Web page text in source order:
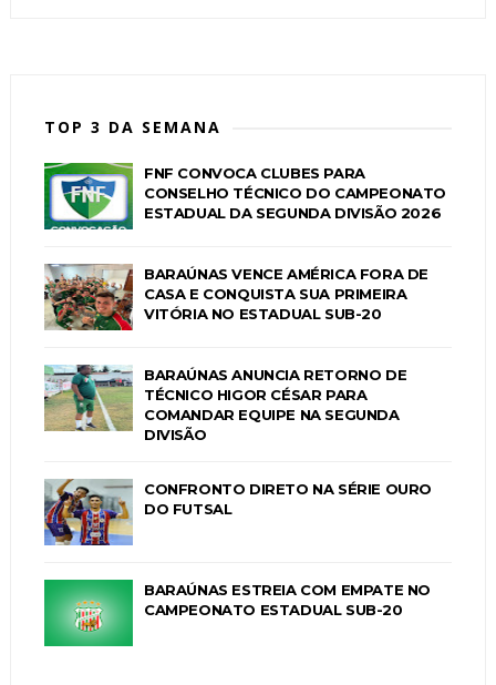
TOP 3 DA SEMANA
FNF CONVOCA CLUBES PARA
CONSELHO TÉCNICO DO CAMPEONATO
ESTADUAL DA SEGUNDA DIVISÃO 2026
BARAÚNAS VENCE AMÉRICA FORA DE
CASA E CONQUISTA SUA PRIMEIRA
VITÓRIA NO ESTADUAL SUB-20
BARAÚNAS ANUNCIA RETORNO DE
TÉCNICO HIGOR CÉSAR PARA
COMANDAR EQUIPE NA SEGUNDA
DIVISÃO
CONFRONTO DIRETO NA SÉRIE OURO
DO FUTSAL
BARAÚNAS ESTREIA COM EMPATE NO
CAMPEONATO ESTADUAL SUB-20